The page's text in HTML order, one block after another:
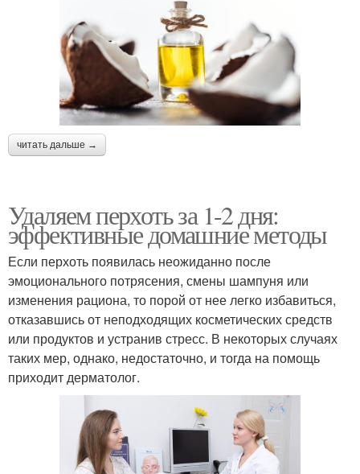
читать дальше →
Удаляем перхоть за 1-2 дня:
эффективные домашние методы
Если перхоть появилась неожиданно после
эмоционального потрясения, смены шампуня или
изменения рациона, то порой от нее легко избавиться,
отказавшись от неподходящих косметических средств
или продуктов и устранив стресс. В некоторых случаях
таких мер, однако, недостаточно, и тогда на помощь
приходит дерматолог.